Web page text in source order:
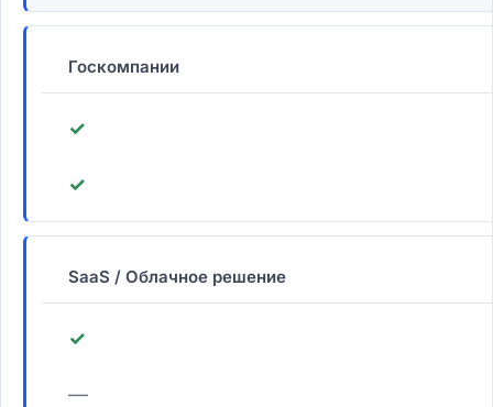
Госкомпании
✓
✓
SaaS / Облачное решение
✓
—